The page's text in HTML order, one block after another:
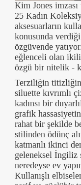
Kim Jones imzası
25 Kadın
aksesuarların
konusunda
özgüvende
eğlenceli olan
özgü bir nitelik -
Terziliğin
siluette kıvrımlı
kadınsı bir
grafik
rahat bir şekilde
stilinden ödünç
katmanlı ikinci
geleneksel İngiliz
neredeyse ev
Kullanışlı